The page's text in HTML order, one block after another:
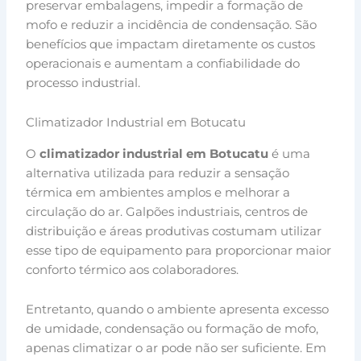
preservar embalagens, impedir a formação de
mofo e reduzir a incidência de condensação. São
benefícios que impactam diretamente os custos
operacionais e aumentam a confiabilidade do
processo industrial.
Climatizador Industrial em Botucatu
Oclimatizador industrial em Botucatu é uma
alternativa utilizada para reduzir a sensação
térmica em ambientes amplos e melhorar a
circulação do ar. Galpões industriais, centros de
distribuição e áreas produtivas costumam utilizar
esse tipo de equipamento para proporcionar maior
conforto térmico aos colaboradores.
Entretanto, quando o ambiente apresenta excesso
de umidade, condensação ou formação de mofo,
apenas climatizar o ar pode não ser suficiente. Em